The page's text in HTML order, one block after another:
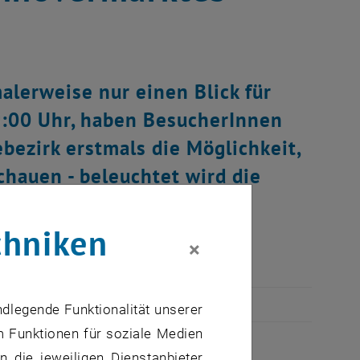
nur einen Blick für
Uhr, haben BesucherInnen
erstmals die Möglichkeit,
- beleuchtet wird die
×
Funktionalität unserer
Funktionen für soziale Medien